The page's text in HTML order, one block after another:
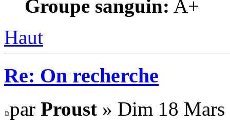
Groupe sanguin: A+
Haut
Re: On recherche
par Proust » Dim 18